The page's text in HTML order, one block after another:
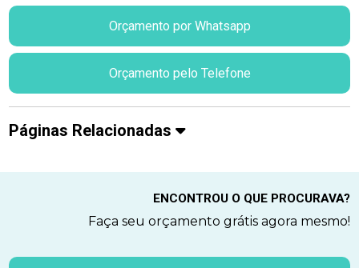
Orçamento por Whatsapp
Orçamento pelo Telefone
Páginas Relacionadas
ENCONTROU O QUE PROCURAVA?
Faça seu orçamento grátis agora mesmo!